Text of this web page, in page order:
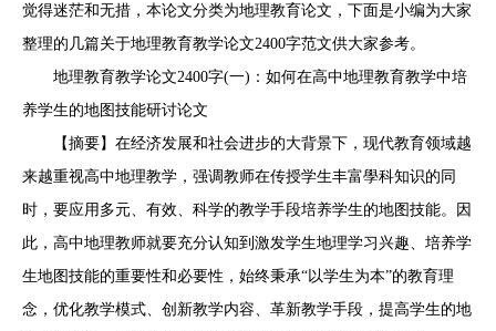
觉得迷茫和无措，本论文分类为地理教育论文，下面是小编为大家
整理的几篇关于地理教育教学论文2400字范文供大家参考。
地理教育教学论文2400字(一)：如何在高中地理教育教学中培
养学生的地图技能研讨论文
【摘要】在经济发展和社会进步的大背景下，现代教育领域越
来越重视高中地理教学，强调教师在传授学生丰富學科知识的同
时，要应用多元、有效、科学的教学手段培养学生的地图技能。因
此，高中地理教师就要充分认知到激发学生地理学习兴趣、培养学
生地图技能的重要性和必要性，始终秉承“以学生为本”的教育理
念，优化教学模式、创新教学内容、革新教学手段，提高学生的地